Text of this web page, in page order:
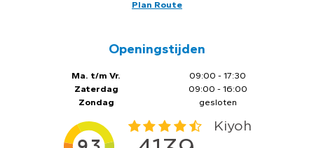
Plan Route
Openingstijden
Ma. t/m Vr.
Zaterdag
Zondag
09:00 - 17:30
09:00 - 16:00
gesloten